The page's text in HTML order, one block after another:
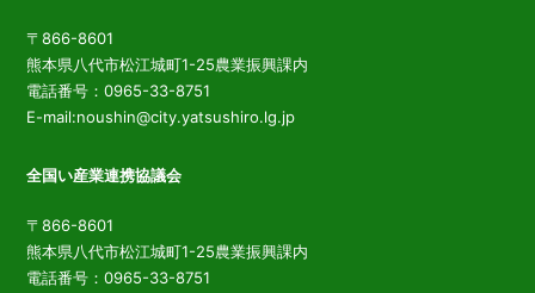
〒866-8601
熊本県八代市松江城町1-25農業振興課内
電話番号：0965-33-8751
E-mail:noushin@city.yatsushiro.lg.jp
全国い産業連携協議会
〒866-8601
熊本県八代市松江城町1-25農業振興課内
電話番号：0965-33-8751